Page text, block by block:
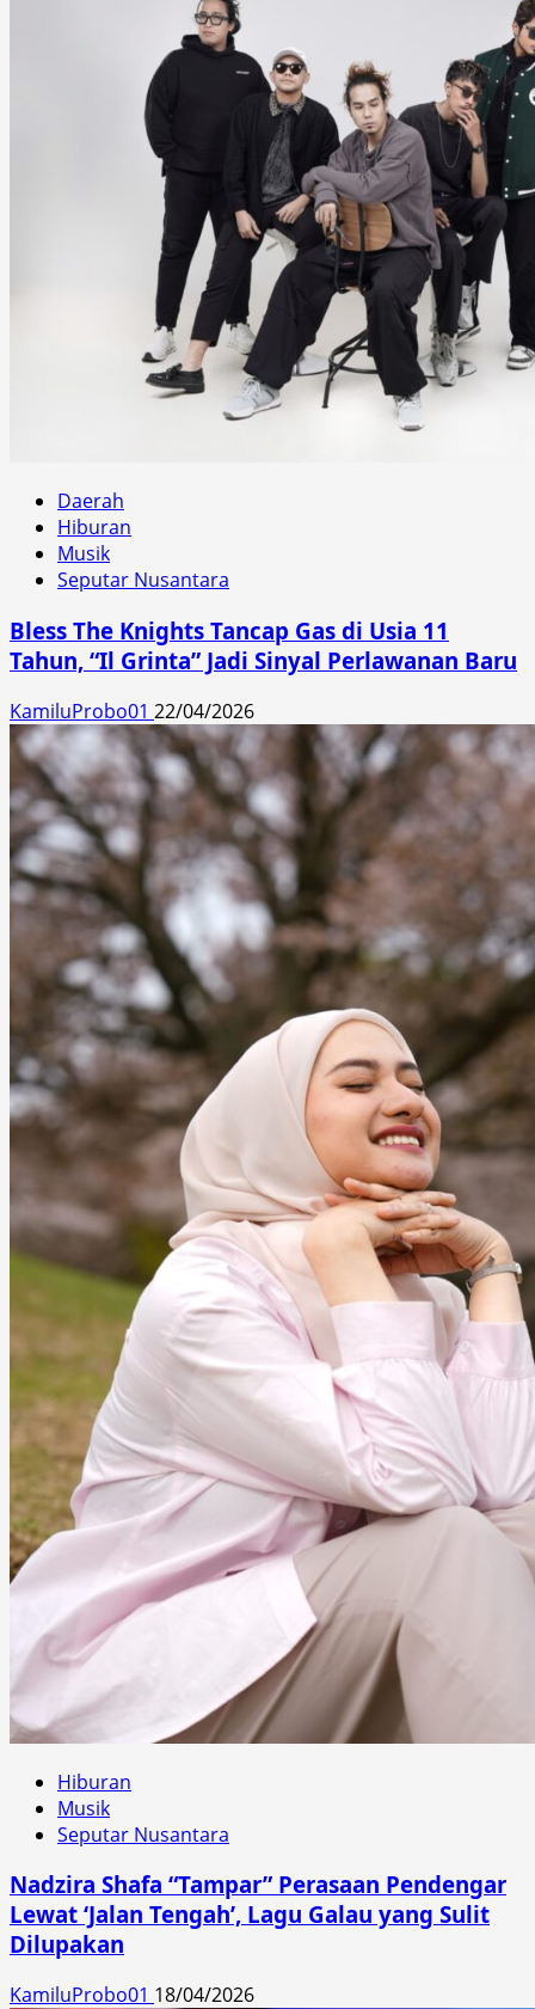
Daerah
Hiburan
Musik
Seputar Nusantara
Bless The Knights Tancap Gas di Usia 11
Tahun, “Il Grinta” Jadi Sinyal Perlawanan Baru
KamiluProbo01 22/04/2026
Hiburan
Musik
Seputar Nusantara
Nadzira Shafa “Tampar” Perasaan Pendengar
Lewat ‘Jalan Tengah’, Lagu Galau yang Sulit
Dilupakan
KamiluProbo01 18/04/2026